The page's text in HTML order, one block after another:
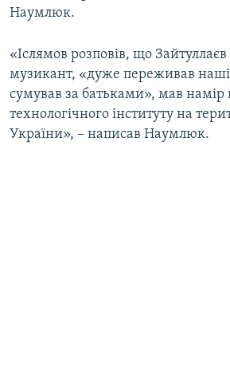
СВІДЧЕННЯ ОКУПАЦІЇ
ІНФОГРАФІКА
Qırımtatar
Усі сайти RFE/RL
Наумлюк.
«Іслямов розповів, що
музикант, «дуже переживав
сумував за батьками», мав намір
технологічного інституту на
України», – написав Наумлюк.